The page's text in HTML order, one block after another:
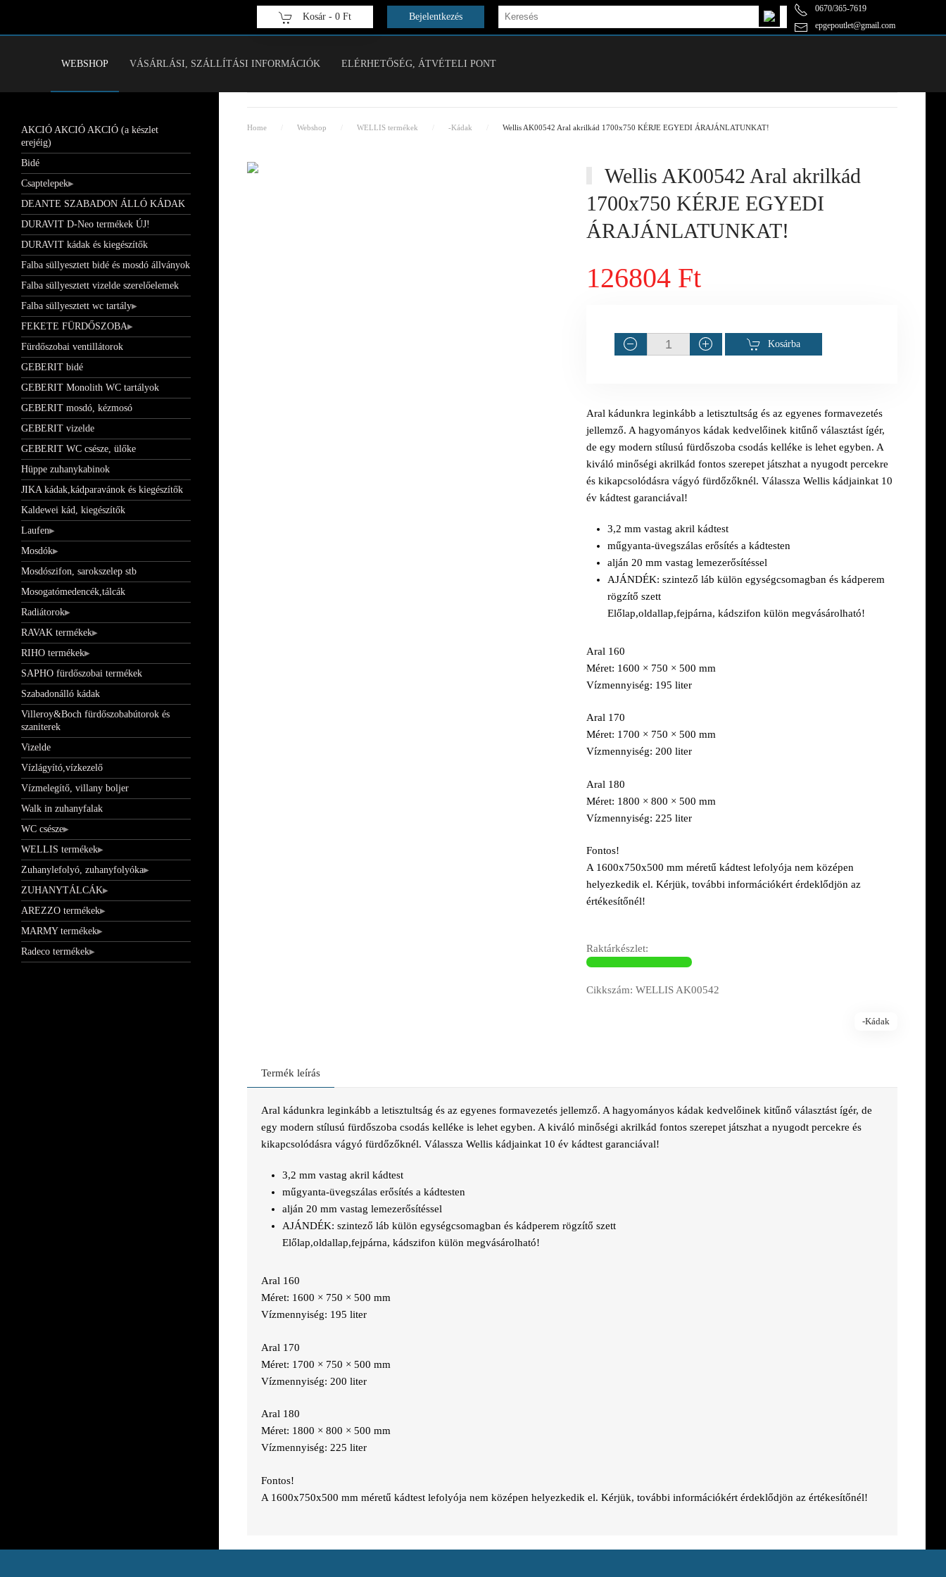
Fő tartalom átugrása
Kosár - 0 Ft Bejelentkezés
0670/365-7619
epgepoutlet@gmail.com
WEBSHOP VÁSÁRLÁSI, SZÁLLÍTÁSI INFORMÁCIÓK ELÉRHETŐSÉG, ÁTVÉTELI PONT
Home Webshop WELLIS termékek -Kádak Wellis AK00542 Aral akrilkád 1700x750 KÉRJE EGYEDI ÁRAJÁNLATUNKAT!
Wellis AK00542 Aral akrilkád
1700x750 KÉRJE EGYEDI
ÁRAJÁNLATUNKAT!
126804 Ft
Kosárba
Aral kádunkra leginkább a letisztultság és az egyenes formavezetés
jellemző. A hagyományos kádak kedvelőinek kitűnő választást ígér,
de egy modern stílusú fürdőszoba csodás kelléke is lehet egyben. A
kiváló minőségi akrilkád fontos szerepet játszhat a nyugodt percekre
és kikapcsolódásra vágyó fürdőzőknél. Válassza Wellis kádjainkat 10
év kádtest garanciával!
3,2 mm vastag akril kádtest
műgyanta-üvegszálas erősítés a kádtesten
alján 20 mm vastag lemezerősítéssel
AJÁNDÉK: szintező láb külön egységcsomagban és kádperem
rögzítő szett
Előlap,oldallap,fejpárna, kádszifon külön megvásárolható!
Aral 160
Méret: 1600 × 750 × 500 mm
Vízmennyiség: 195 liter
Aral 170
Méret: 1700 × 750 × 500 mm
Vízmennyiség: 200 liter
Aral 180
Méret: 1800 × 800 × 500 mm
Vízmennyiség: 225 liter
Fontos!
A 1600x750x500 mm méretű kádtest lefolyója nem középen
helyezkedik el. Kérjük, további információkért érdeklődjön az
értékesítőnél!
Raktárkészlet:
Cikkszám: WELLIS AK00542
-Kádak
Termék leírás
Aral kádunkra leginkább a letisztultság és az egyenes formavezetés jellemző. A hagyományos kádak kedvelőinek kitűnő választást ígér, de
egy modern stílusú fürdőszoba csodás kelléke is lehet egyben. A kiváló minőségi akrilkád fontos szerepet játszhat a nyugodt percekre és
kikapcsolódásra vágyó fürdőzőknél. Válassza Wellis kádjainkat 10 év kádtest garanciával!
3,2 mm vastag akril kádtest
műgyanta-üvegszálas erősítés a kádtesten
alján 20 mm vastag lemezerősítéssel
AJÁNDÉK: szintező láb külön egységcsomagban és kádperem rögzítő szett
Előlap,oldallap,fejpárna, kádszifon külön megvásárolható!
Aral 160
Méret: 1600 × 750 × 500 mm
Vízmennyiség: 195 liter
Aral 170
Méret: 1700 × 750 × 500 mm
Vízmennyiség: 200 liter
Aral 180
Méret: 1800 × 800 × 500 mm
Vízmennyiség: 225 liter
Fontos!
A 1600x750x500 mm méretű kádtest lefolyója nem középen helyezkedik el. Kérjük, további információkért érdeklődjön az értékesítőnél!
AKCIÓ AKCIÓ AKCIÓ (a készlet
erejéig)
Bidé
Csaptelepek
DEANTE SZABADON ÁLLÓ KÁDAK
DURAVIT D-Neo termékek ÚJ!
DURAVIT kádak és kiegészítők
Falba süllyesztett bidé és mosdó állványok
Falba süllyesztett vizelde szerelőelemek
Falba süllyesztett wc tartály
FEKETE FÜRDŐSZOBA
Fürdőszobai ventillátorok
GEBERIT bidé
GEBERIT Monolith WC tartályok
GEBERIT mosdó, kézmosó
GEBERIT vizelde
GEBERIT WC csésze, ülőke
Hüppe zuhanykabinok
JIKA kádak,kádparavánok és kiegészítők
Kaldewei kád, kiegészítők
Laufen
Mosdók
Mosdószifon, sarokszelep stb
Mosogatómedencék,tálcák
Radiátorok
RAVAK termékek
RIHO termékek
SAPHO fürdőszobai termékek
Szabadonálló kádak
Villeroy&Boch fürdőszobabútorok és
szaniterek
Vizelde
Vízlágyító,vízkezelő
Vízmelegítő, villany boljer
Walk in zuhanyfalak
WC csésze
WELLIS termékek
Zuhanylefolyó, zuhanyfolyóka
ZUHANYTÁLCÁK
AREZZO termékek
MARMY termékek
Radeco termékek